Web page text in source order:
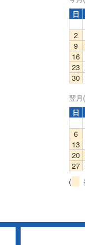
日
2
9
16
23
30
翌
日
6
13
20
27
(